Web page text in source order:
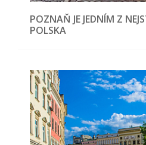
POZNAŇ JE JEDNÍM Z
POLSKA